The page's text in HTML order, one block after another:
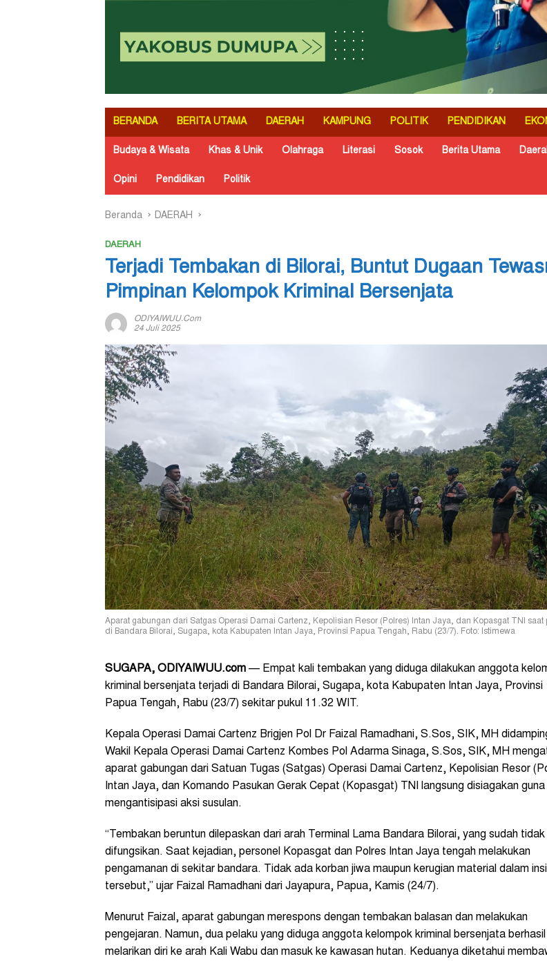
BERANDA BERITA UTAMA DAERAH KAMPUNG POLITIK PENDIDIKAN
Budaya & Wisata Khas & Unik Olahraga Literasi Sosok Berita Utama
Opini Pendidikan Politik
Beranda DAERAH
DAERAH
Terjadi Tembakan di Bilorai, Buntut Dugaan
Pimpinan Kelompok Kriminal Bersenjata
ODIYAIWUU.com
24 Juli 2025
Aparat gabungan dari Satgas Operasi Damai Cartenz, Kepolisian Resor (Polres) Intan Jaya, dan Kopasgat TNI saat
di Bandara Bilorai, Sugapa, kota Kabupaten Intan Jaya, Provinsi Papua Tengah, Rabu (23/7). Foto: Istimewa
SUGAPA, ODIYAIWUU.com — Empat kali tembakan yang diduga dilakukan anggota
kriminal bersenjata terjadi di Bandara Bilorai, Sugapa, kota Kabupaten Intan Jaya, Provinsi
Papua Tengah, Rabu (23/7) sekitar pukul 11.32 WIT.
Kepala Operasi Damai Cartenz Brigjen Pol Dr Faizal Ramadhani, S.Sos, SIK, MH
Wakil Kepala Operasi Damai Cartenz Kombes Pol Adarma Sinaga, S.Sos, SIK, MH
aparat gabungan dari Satuan Tugas (Satgas) Operasi Damai Cartenz, Kepolisian Resor
Intan Jaya, dan Komando Pasukan Gerak Cepat (Kopasgat) TNI langsung disiagakan guna
mengantisipasi aksi susulan.
“Tembakan beruntun dilepaskan dari arah Terminal Lama Bandara Bilorai, yang sudah tidak
difungsikan. Saat kejadian, personel Kopasgat dan Polres Intan Jaya tengah melakukan
pengamanan di sekitar bandara. Tidak ada korban jiwa maupun kerugian material dalam
tersebut,” ujar Faizal Ramadhani dari Jayapura, Papua, Kamis (24/7).
Menurut Faizal, aparat gabungan merespons dengan tembakan balasan dan melakukan
pengejaran. Namun, dua pelaku yang diduga anggota kelompok kriminal bersenjata berhasil
melarikan diri ke arah Kali Wabu dan masuk ke kawasan hutan. Keduanya diketahui